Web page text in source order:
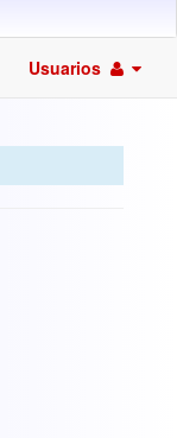
Usuarios